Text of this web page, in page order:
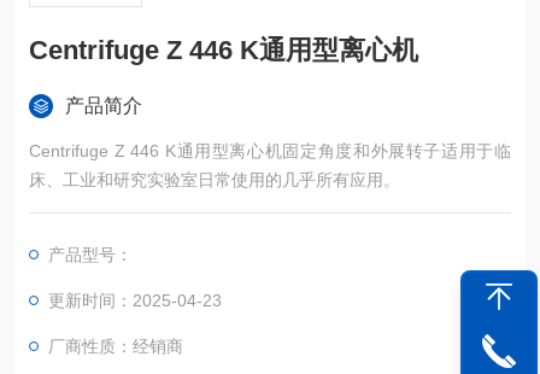
Centrifuge Z 446 K通用型离心机
产品简介
Centrifuge Z 446 K通用型离心机固定角度和外展转子适用于临
床、工业和研究实验室日常使用的几乎所有应用。
产品型号：
更新时间：2025-04-23
厂商性质：经销商